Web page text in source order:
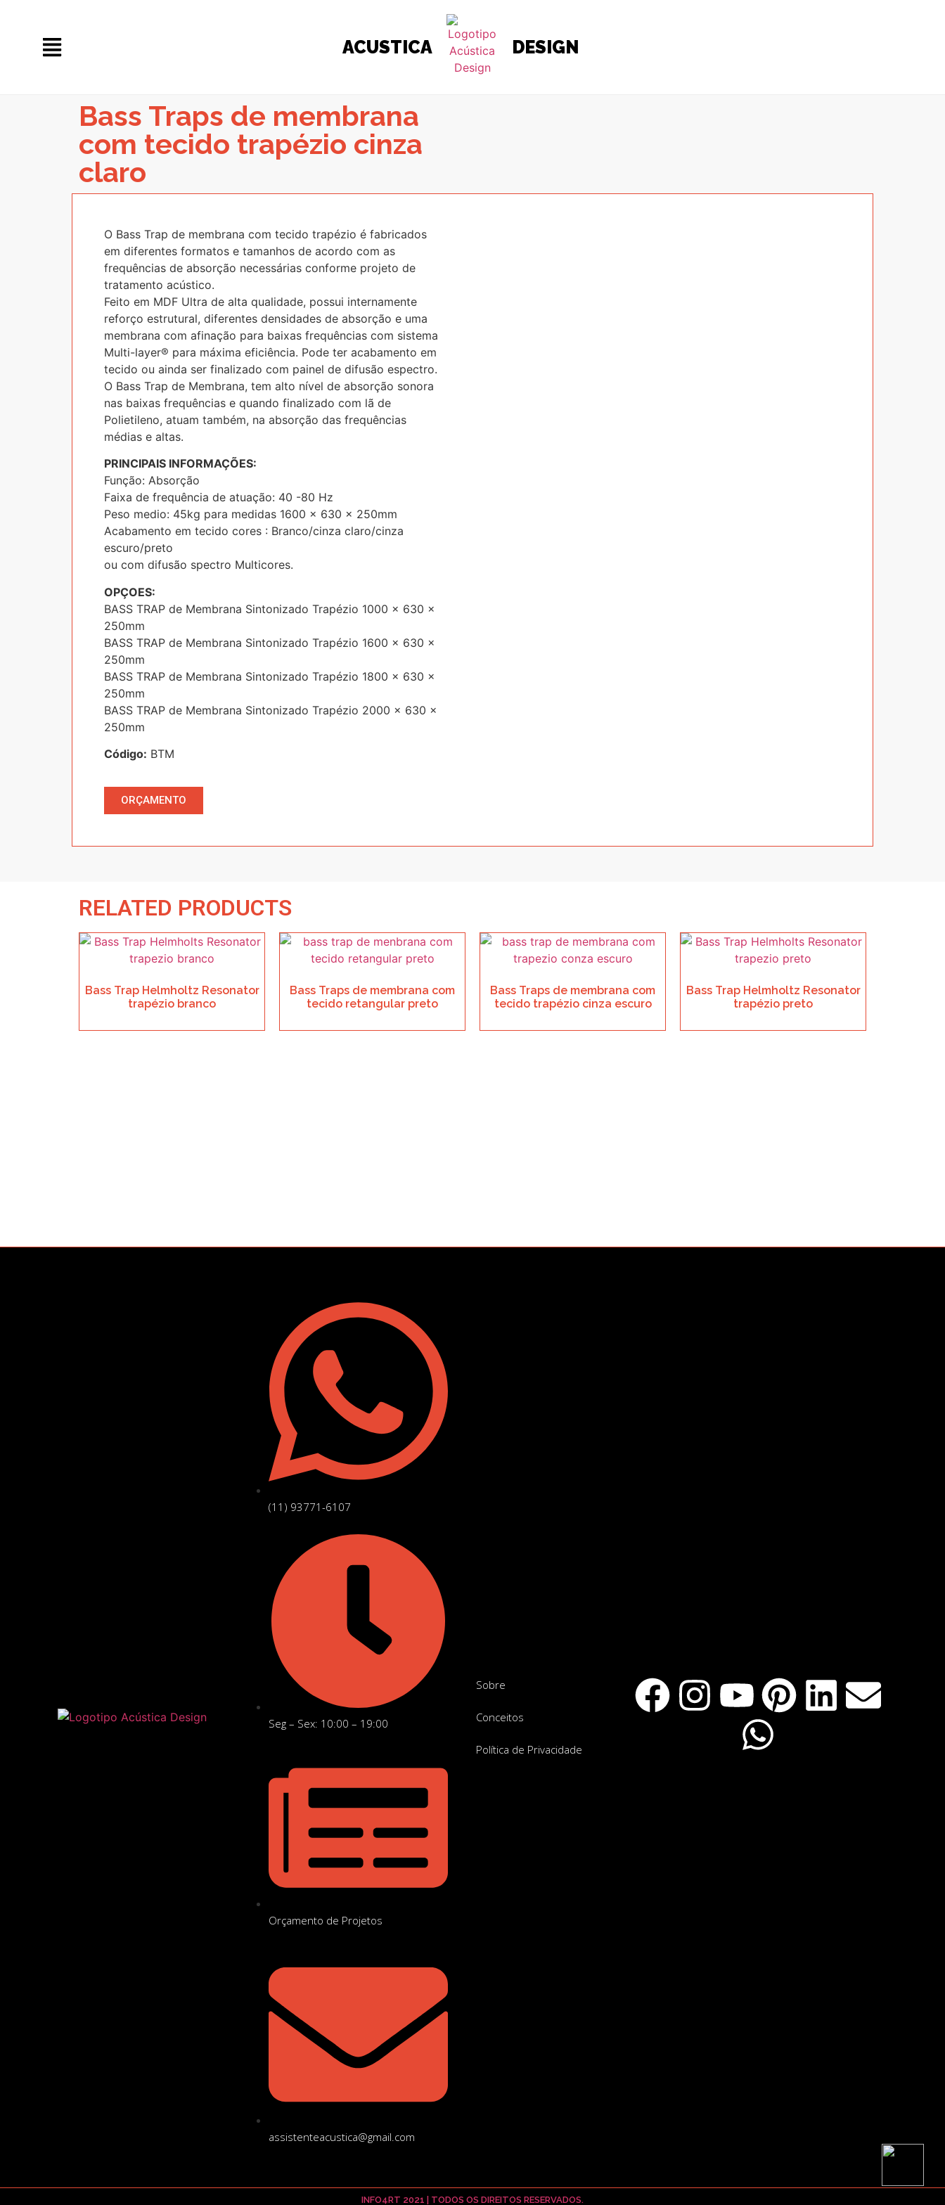
ACUSTICA DESIGN
Bass Traps de membrana
com tecido trapézio cinza
claro
O Bass Trap de membrana com tecido trapézio é fabricados
em diferentes formatos e tamanhos de acordo com as
frequências de absorção necessárias conforme projeto de
tratamento acústico.
Feito em MDF Ultra de alta qualidade, possui internamente
reforço estrutural, diferentes densidades de absorção e uma
membrana com afinação para baixas frequências com sistema
Multi-layer® para máxima eficiência. Pode ter acabamento em
tecido ou ainda ser finalizado com painel de difusão espectro.
O Bass Trap de Membrana, tem alto nível de absorção sonora
nas baixas frequências e quando finalizado com lã de
Polietileno, atuam também, na absorção das frequências
médias e altas.
PRINCIPAIS INFORMAÇÕES:
Função: Absorção
Faixa de frequência de atuação: 40 -80 Hz
Peso medio: 45kg para medidas 1600 x 630 x 250mm
Acabamento em tecido cores : Branco/cinza claro/cinza
escuro/preto
ou com difusão spectro Multicores.
OPÇOES:
BASS TRAP de Membrana Sintonizado Trapézio 1000 x 630 x
250mm
BASS TRAP de Membrana Sintonizado Trapézio 1600 x 630 x
250mm
BASS TRAP de Membrana Sintonizado Trapézio 1800 x 630 x
250mm
BASS TRAP de Membrana Sintonizado Trapézio 2000 x 630 x
250mm
Código: BTM
ORÇAMENTO
RELATED PRODUCTS
Bass Trap Helmholtz Resonator
trapézio branco
Bass Traps de membrana com
tecido retangular preto
Bass Traps de membrana com
tecido trapézio cinza escuro
Bass Trap Helmholtz Resonator
trapézio preto
(11) 93771-6107
Seg – Sex: 10:00 – 19:00
Orçamento de Projetos
assistenteacustica@gmail.com
Sobre
Conceitos
Política de Privacidade
INFO4RT 2021 | TODOS OS DIREITOS RESERVADOS.